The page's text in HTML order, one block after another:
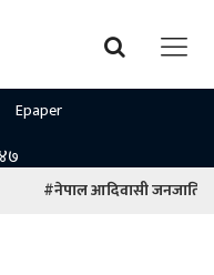
Epaper
#नेपाल आदिवासी जनजाति